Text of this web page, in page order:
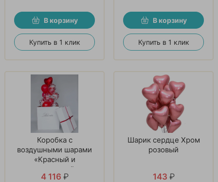
В корзину
Купить в 1 клик
В корзину
Купить в 1 клик
Коробка с
воздушными шарами
«Красный и
прозрачный»
4 116 ₽
Шарик сердце Хром
розовый
143 ₽